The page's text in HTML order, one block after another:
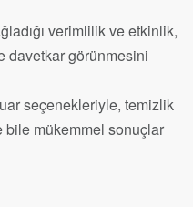
verimlilik ve etkinlik,
davetkar görünmesini
seçenekleriyle, temizlik
mükemmel sonuçlar